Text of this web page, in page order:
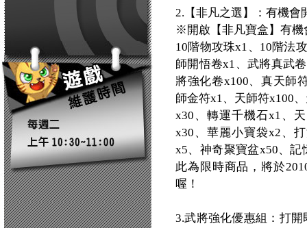
2.【非凡之選】：有機會
※開啟【非凡寶盒】有機
10階物攻珠x1、10階法
師開悟卷x1、武將真武
將強化卷x100、真天師
師金符x1、天師符x100
x30、轉運千機石x1、
x30、華麗小寶袋x2、
x5、神奇聚寶盆x50、
此為限時商品，將於
喔！
3.武將強化優惠組：打